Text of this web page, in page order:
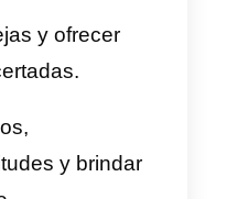
clientes o
En muchos
problemas son de